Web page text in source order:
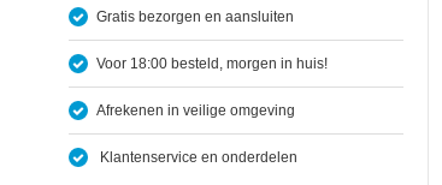
Gratis bezorgen en aansluiten
Voor 18:00 besteld, morgen in huis!
Afrekenen in veilige omgeving
Klantenservice en onderdelen